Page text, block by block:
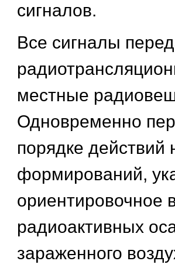
сигналов.
Все сигналы
местные
Одновременно
порядке действий
формирований,
ориентировочное
радиоактивных
зараженного